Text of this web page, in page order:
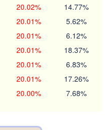
20.02% 14.77%
20.01% 5.62%
20.01% 6.12%
20.01% 18.37%
20.01% 6.83%
20.01% 17.26%
20.00% 7.68%